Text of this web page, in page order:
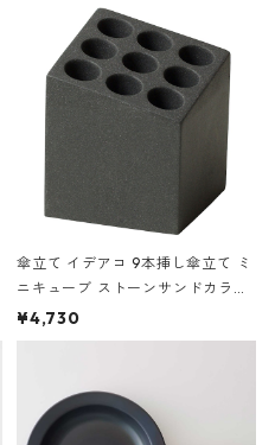
傘立て イデアコ 9本挿し傘立て ミ
ニキューブ ストーンサンドカラー
石調 ideaco Umbrella Stand CUB
E ストーンサンドブラック
¥4,730